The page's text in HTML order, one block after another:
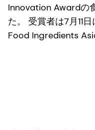
Innovation Awardの
た。 受賞者は7月11
Food Ingredients